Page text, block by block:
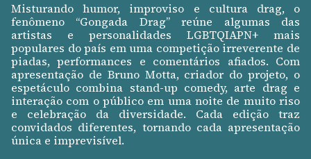
Misturando humor, improviso e cultura drag, o
fenômeno “Gongada Drag” reúne algumas das
artistas e personalidades LGBTQIAPN+ mais
populares do país em uma competição irreverente de
piadas, performances e comentários afiados. Com
apresentação de Bruno Motta, criador do projeto, o
espetáculo combina stand-up comedy, arte drag e
interação com o público em uma noite de muito riso
e celebração da diversidade. Cada edição traz
convidados diferentes, tornando cada apresentação
única e imprevisível.